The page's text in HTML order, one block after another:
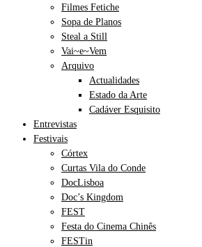
Filmes Fetiche
Sopa de Planos
Steal a Still
Vai~e~Vem
Arquivo
Actualidades
Estado da Arte
Cadáver Esquisito
Entrevistas
Festivais
Córtex
Curtas Vila do Conde
DocLisboa
Doc’s Kingdom
FEST
Festa do Cinema Chinês
FESTin